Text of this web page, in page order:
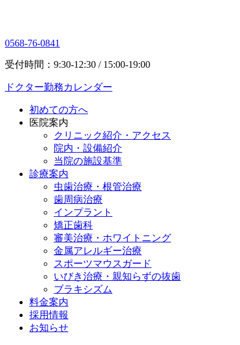
0568-76-0841
受付時間：9:30-12:30 / 15:00-19:00
ドクター勤務カレンダー
初めての方へ
医院案内
クリニック紹介・アクセス
院内・設備紹介
当院の施設基準
診療案内
虫歯治療・根管治療
歯周病治療
インプラント
矯正歯科
審美治療・ホワイトニング
金属アレルギー治療
スポーツマウスガード
いびき治療・親知らずの抜歯
ブラキシズム
料金案内
採用情報
お知らせ